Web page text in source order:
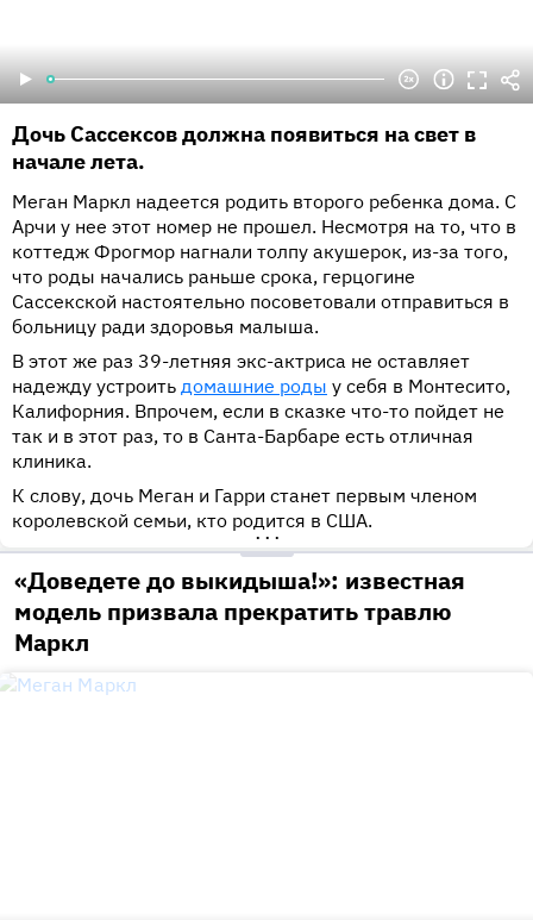
Дочь Сассексов должна появиться на свет в
начале лета.
Меган Маркл надеется родить второго ребенка дома. С
Арчи у нее этот номер не прошел. Несмотря на то, что в
коттедж Фрогмор нагнали толпу акушерок, из-за того,
что роды начались раньше срока, герцогине
Сассекской настоятельно посоветовали отправиться в
больницу ради здоровья малыша.
В этот же раз 39-летняя экс-актриса не оставляет
надежду устроить домашние роды у себя в Монтесито,
Калифорния. Впрочем, если в сказке что-то пойдет не
так и в этот раз, то в Санта-Барбаре есть отличная
клиника.
К слову, дочь Меган и Гарри станет первым членом
королевской семьи, кто родится в США.
•••
«Доведете до выкидыша!»: известная
модель призвала прекратить травлю
Маркл